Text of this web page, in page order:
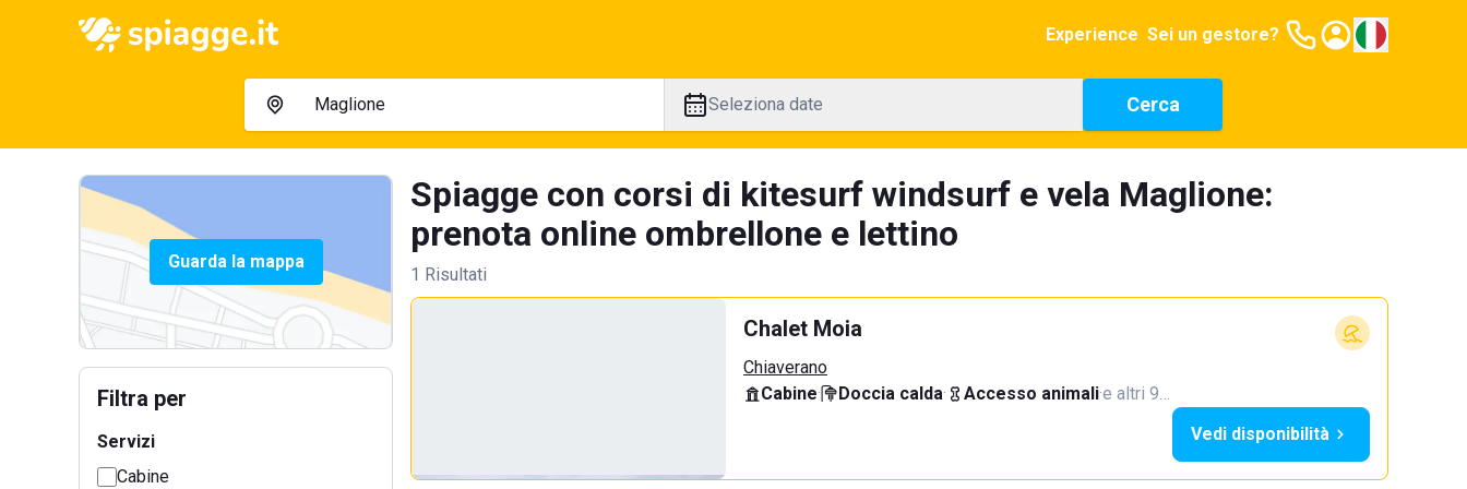
Experience Sei un gestore?
Seleziona date Cerca
Guarda la mappa
Filtra per
Servizi
Cabine
Spiagge con corsi di kitesurf windsurf e vela Maglione:
prenota online ombrellone e lettino
1 Risultati
Chalet Moia
Chiaverano
Cabine· Doccia calda· Accesso animali·e altri 9…
Vedi disponibilità